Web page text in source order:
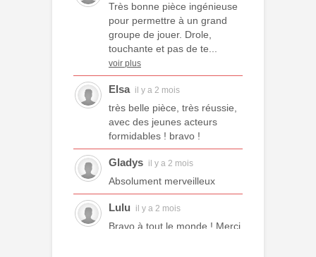
Très bonne pièce ingénieuse
pour permettre à un grand
groupe de jouer. Drole,
touchante et pas de te...
voir plus
Elsa il y a 2 mois
très belle pièce, très réussie,
avec des jeunes acteurs
formidables ! bravo !
Gladys il y a 2 mois
Absolument merveilleux
Lulu il y a 2 mois
Bravo à tout le monde ! Merci